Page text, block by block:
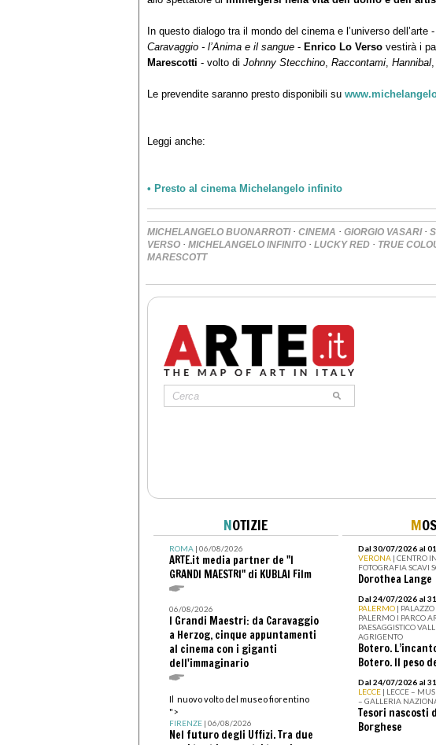
In questo dialogo tra il mondo del cinema e l’universo
Caravaggio - l’Anima e il sangue - Enrico Lo Verso vestirà i
Marescotti - volto di Johnny Stecchino, Raccontami, Hannibal,
Le prevendite saranno presto disponibili su
Leggi anche:
• Presto al cinema Michelangelo infinito
MICHELANGELO BUONARROTI· CINEMA · GIORGIO VASARI·
VERSO · MICHELANGELO INFINITO · LUCKY RED · TRUE
MARESCOTT
NOTIZIE
ROMA| 06/08/2026
ARTE.it media partner de "I
GRANDI MAESTRI" di KUBLAI Film
06/08/2026
I Grandi Maestri: da Caravaggio
a Herzog, cinque appuntamenti
al cinema con i giganti
dell'immaginario
Il nuovo volto del museo fiorentino
">
FIRENZE| 06/08/2026
Nel futuro degli Uffizi. Tra due
M
Dal 30/07/2026 al
VERONA | CENTRO
FOTOGRAFIA SCAVI
Dorothea Lange
Dal 24/07/2026 al
PALERMO |
PALERMO I PARCO
PAESAGGISTICO
AGRIGENTO
Botero.
Botero. Il peso
Dal 24/07/2026 al
LECCE | LECCE –
– GALLERIA
Tesori nascosti
Borghese